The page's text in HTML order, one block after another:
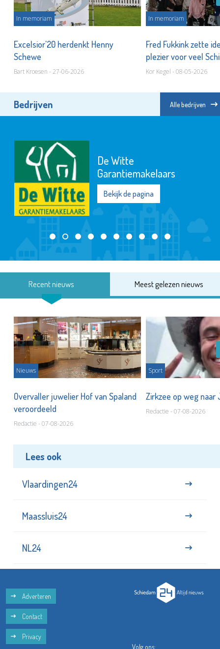
In memoriam
Excelsior'20 herdenkt Henny
Schewe
Bart Kroesen - 27-06-2026
In memoriam
Fred Fukkink zette
plezier voor veel
Kor Kegel - 08-05-2026
Bedrijven Alle bedrijven
De Witte
Garantiemakelaars
Bekijk de pagina
Recent nieuws Meest gelezen nieuws
Nieuws
Overvaller juwelier Hof van Spaland
veroordeeld
Redactie - 07-08-2026
Sport
Zirkzee op weg
Redactie - 07-08-2026
Lees ook
Vlaardingen24
Maassluis24
NL24
Adverteren
Contact
Privacy
Volg ons: